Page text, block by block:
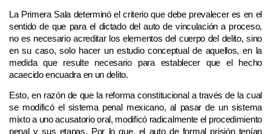
La Primera Sala determinó el criterio que debe prevalecer es en el
sentido de que para el dictado del auto de vinculación a proceso,
no es necesario acreditar los elementos del cuerpo del delito, sino
en su caso, solo hacer un estudio conceptual de aquellos, en la
medida que resulte necesario para establecer que el hecho
acaecido encuadra en un delito.
Esto, en razón de que la reforma constitucional a través de la cual
se modificó el sistema penal mexicano, al pasar de un sistema
mixto a uno acusatorio oral, modificó radicalmente el procedimiento
penal y sus etapas. Por lo que, el auto de formal prisión tenían